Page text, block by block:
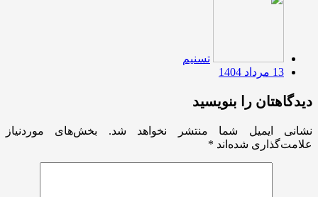
تسنیم
13 مرداد 1404
دیدگاهتان را بنویسید
نشانی ایمیل شما منتشر نخواهد شد.
بخش‌های موردنیاز
علامت‌گذاری شده‌اند *